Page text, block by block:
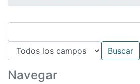
Navegar